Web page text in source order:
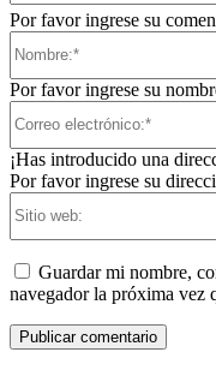
Por favor ingrese su
Por favor ingrese su
¡Has introducido una
Por favor ingrese su
Guardar mi nombre,
navegador la próxima vez